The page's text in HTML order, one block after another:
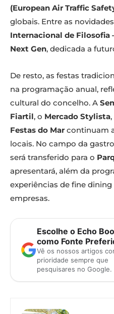
(European Air Traffic
globais. Entre as
Internacional de Filosofia
Next Gen, dedicada a
De resto, as festas
na programação anual,
cultural do concelho. A
Fiartil, o Mercado Stylista,
Festas do Mar continuam
locais. No campo da
será transferido para o
apresentará, além da
experiências de fine
empresas.
Escolhe o Echo
como Fonte
Vê os nossos artigos
prioridade sempre que
pesquisares no Google.